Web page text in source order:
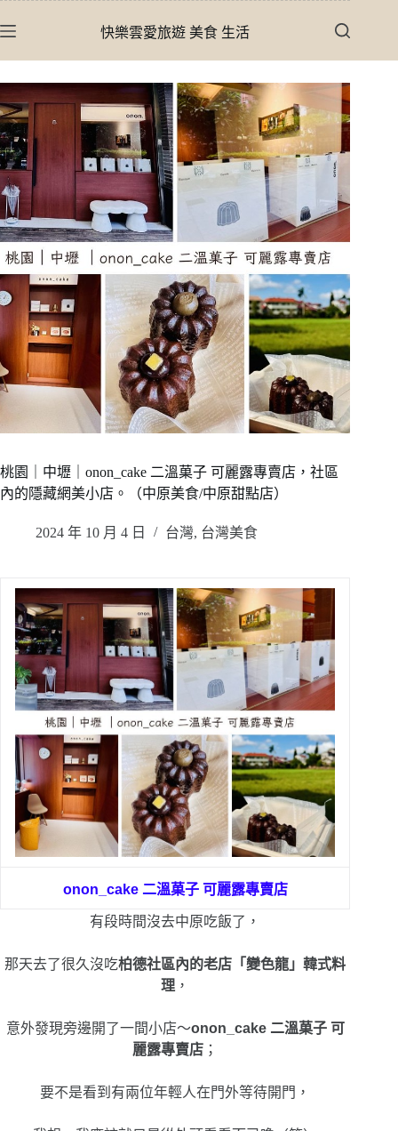
至
內
容
快樂雲愛旅遊 美食 生活
桃園｜中壢｜onon_cake 二溫菓子 可麗露專賣店，社區
內的隱藏網美小店。（中原美食/中原甜點店）
2024 年 10 月 4 日 台灣, 台灣美食
onon_cake 二溫菓子 可麗露專賣店
有段時間沒去中原吃飯了，
那天去了很久沒吃柏德社區內的老店「變色龍」韓式料
理 ，
意外發現旁邊開了一間小店～onon_cake 二溫菓子 可
麗露專賣店 ；
要不是看到有兩位年輕人在門外等待開門，